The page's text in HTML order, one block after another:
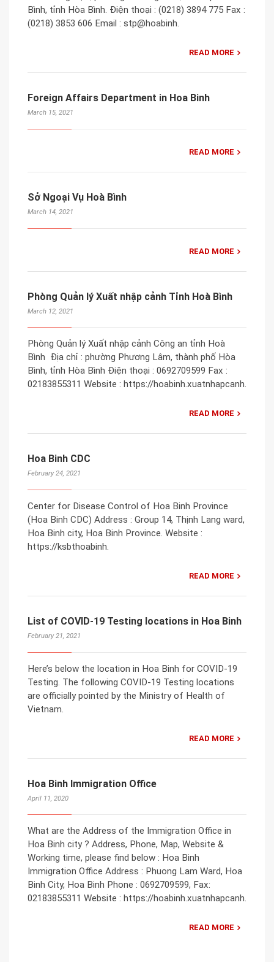
Bình, tỉnh Hòa Bình. Điện thoại : (0218) 3894 775 Fax :
(0218) 3853 606 Email : stp@hoabinh.
READ MORE
Foreign Affairs Department in Hoa Binh
March 15, 2021
READ MORE
Sở Ngoại Vụ Hoà Bình
March 14, 2021
READ MORE
Phòng Quản lý Xuất nhập cảnh Tỉnh Hoà Bình
March 12, 2021
Phòng Quản lý Xuất nhập cảnh Công an tỉnh Hoà
Bình Địa chỉ : phường Phương Lâm, thành phố Hòa
Bình, tỉnh Hòa Bình Điện thoại : 0692709599 Fax :
02183855311 Website : https://hoabinh.xuatnhapcanh.
READ MORE
Hoa Binh CDC
February 24, 2021
Center for Disease Control of Hoa Binh Province
(Hoa Binh CDC) Address : Group 14, Thịnh Lang ward,
Hoa Binh city, Hoa Binh Province. Website :
https://ksbthoabinh.
READ MORE
List of COVID-19 Testing locations in Hoa Binh
February 21, 2021
Here’s below the location in Hoa Binh for COVID-19
Testing. The following COVID-19 Testing locations
are officially pointed by the Ministry of Health of
Vietnam.
READ MORE
Hoa Binh Immigration Office
April 11, 2020
What are the Address of the Immigration Office in
Hoa Binh city ? Address, Phone, Map, Website &
Working time, please find below : Hoa Binh
Immigration Office Address : Phuong Lam Ward, Hoa
Binh City, Hoa Binh Phone : 0692709599, Fax:
02183855311 Website : https://hoabinh.xuatnhapcanh.
READ MORE